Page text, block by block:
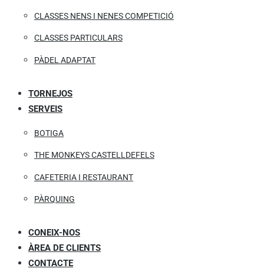
CLASSES NENS I NENES COMPETICIÓ
CLASSES PARTICULARS
PÀDEL ADAPTAT
TORNEJOS
SERVEIS
BOTIGA
THE MONKEYS CASTELLDEFELS
CAFETERIA I RESTAURANT
PÀRQUING
CONEIX-NOS
ÀREA DE CLIENTS
CONTACTE